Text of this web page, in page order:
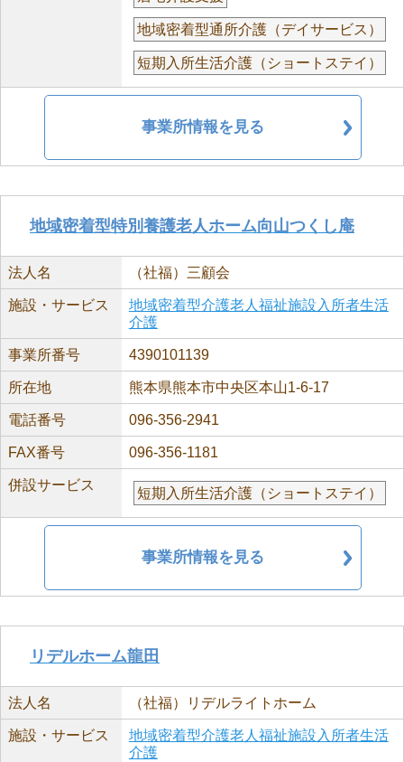
地域密着型通所介護（デイサービス）
短期入所生活介護（ショートステイ）
事業所情報を見る
地域密着型特別養護老人ホーム向山つくし庵
法人名 （社福）三顧会
施設・サービス
地域密着型介護老人福祉施設入所者生活
介護
事業所番号 4390101139
所在地 熊本県熊本市中央区本山1-6-17
電話番号 096-356-2941
FAX番号 096-356-1181
併設サービス
短期入所生活介護（ショートステイ）
事業所情報を見る
リデルホーム龍田
法人名 （社福）リデルライトホーム
施設・サービス
地域密着型介護老人福祉施設入所者生活
介護